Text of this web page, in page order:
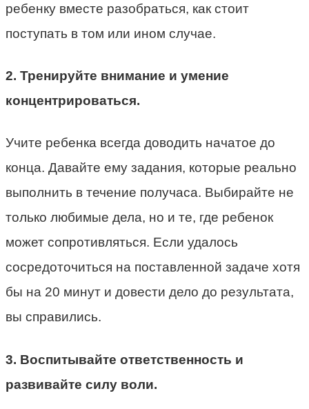
ребенку вместе разобраться, как стоит
поступать в том или ином случае.
2. Тренируйте внимание и умение
концентрироваться.
Учите ребенка всегда доводить начатое до
конца. Давайте ему задания, которые реально
выполнить в течение получаса. Выбирайте не
только любимые дела, но и те, где ребенок
может сопротивляться. Если удалось
сосредоточиться на поставленной задаче хотя
бы на 20 минут и довести дело до результата,
вы справились.
3. Воспитывайте ответственность и
развивайте силу воли.